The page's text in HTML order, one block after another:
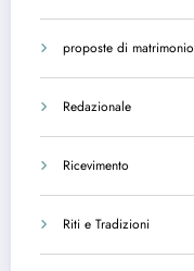
proposte di matrimonio
Redazionale
Ricevimento
Riti e Tradizioni